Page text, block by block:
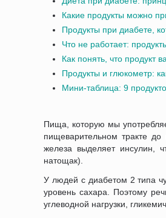
Какие продукты можно
Продукты при диабете,
Что не работает:
Как понять, что продукт
Продукты и глюкометр:
Мини-таблица: 9
Пища, которую мы
пищеварительном тракте до
железа выделяет инсулин,
натощак).
У людей с диабетом 2 типа
уровень сахара. Поэтому
углеводной нагрузки,